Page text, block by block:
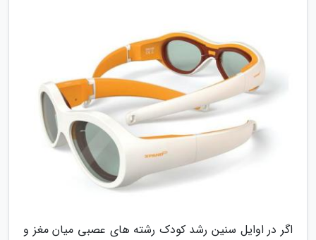
اگر در اوایل سنین رشد کودک رشته های عصبی میان مغز و